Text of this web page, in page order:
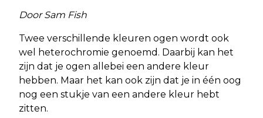
Door Sam Fish
Twee verschillende kleuren ogen wordt ook
wel heterochromie genoemd. Daarbij kan het
zijn dat je ogen allebei een andere kleur
hebben. Maar het kan ook zijn dat je in één oog
nog een stukje van een andere kleur hebt
zitten.